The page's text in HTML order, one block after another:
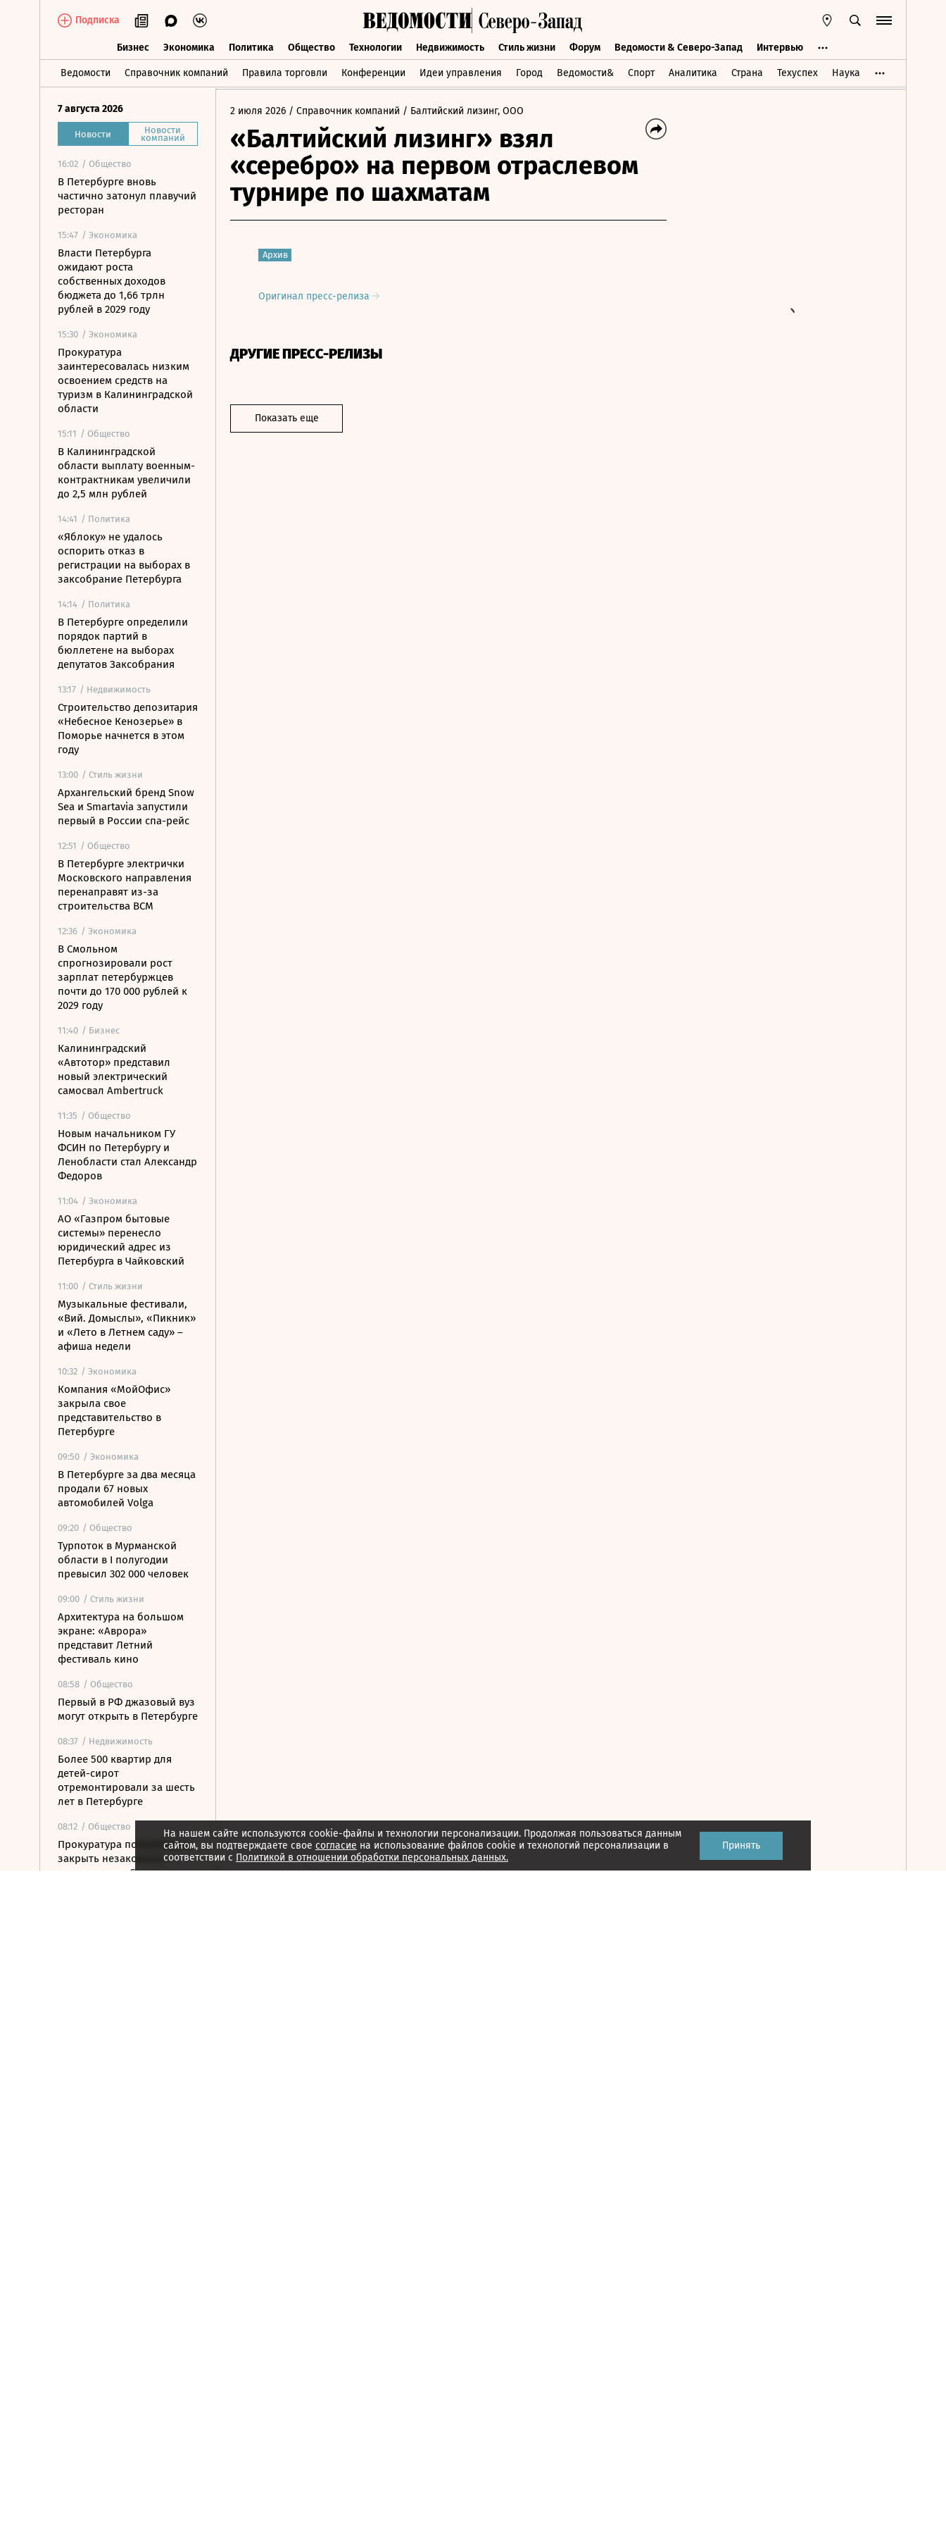
Подписка
Бизнес Экономика Политика Общество Технологии Недвижимость Стиль жизни Форум Ведомости & Северо-Запад Интервью
Ведомости Справочник компаний Правила торговли Конференции Идеи управления Город Ведомости& Спорт Аналитика Страна Техуспех Наука
Бизнес Экономика Политика Общество Технологии Недвижимость Стиль жизни Форум Ведомости & Северо-Запад Интервью
7 августа 2026
Новости Новости
компаний
16:02 / Общество
В Петербурге вновь
частично затонул плавучий
ресторан
15:47 / Экономика
Власти Петербурга
ожидают роста
собственных доходов
бюджета до 1,66 трлн
рублей в 2029 году
15:30 / Экономика
Прокуратура
заинтересовалась низким
освоением средств на
туризм в Калининградской
области
15:11 / Общество
В Калининградской
области выплату военным-
контрактникам увеличили
до 2,5 млн рублей
14:41 / Политика
«Яблоку» не удалось
оспорить отказ в
регистрации на выборах в
заксобрание Петербурга
14:14 / Политика
В Петербурге определили
порядок партий в
бюллетене на выборах
депутатов Заксобрания
13:17 / Недвижимость
Строительство депозитария
«Небесное Кенозерье» в
Поморье начнется в этом
году
13:00 / Стиль жизни
Архангельский бренд Snow
Sea и Smartavia запустили
первый в России спа-рейс
12:51 / Общество
В Петербурге электрички
Московского направления
перенаправят из-за
строительства ВСМ
12:36 / Экономика
В Смольном
спрогнозировали рост
зарплат петербуржцев
почти до 170 000 рублей к
2029 году
11:40 / Бизнес
Калининградский
«Автотор» представил
новый электрический
самосвал Ambertruck
11:35 / Общество
Новым начальником ГУ
ФСИН по Петербургу и
Ленобласти стал Александр
Федоров
11:04 / Экономика
АО «Газпром бытовые
системы» перенесло
юридический адрес из
Петербурга в Чайковский
11:00 / Стиль жизни
Музыкальные фестивали,
«Вий. Домыслы», «Пикник»
и «Лето в Летнем саду» –
афиша недели
10:32 / Экономика
Компания «МойОфис»
закрыла свое
представительство в
Петербурге
09:50 / Экономика
В Петербурге за два месяца
продали 67 новых
автомобилей Volga
09:20 / Общество
Турпоток в Мурманской
области в I полугодии
превысил 302 000 человек
09:00 / Стиль жизни
Архитектура на большом
экране: «Аврора»
представит Летний
фестиваль кино
08:58 / Общество
Первый в РФ джазовый вуз
могут открыть в Петербурге
08:37 / Недвижимость
Более 500 квартир для
детей-сирот
отремонтировали за шесть
лет в Петербурге
08:12 / Общество
Прокуратура потребовала
закрыть незаконные
пансионаты в Стрельне
2 июля 2026 / Справочник компаний / Балтийский лизинг, ООО
«Балтийский лизинг» взял
«серебро» на первом отраслевом
турнире по шахматам
Архив
Оригинал пресс-релиза
ДРУГИЕ ПРЕСС-РЕЛИЗЫ
Показать еще
На нашем сайте используются cookie-файлы и технологии персонализации. Продолжая пользоваться данным
сайтом, вы подтверждаете свое согласие на использование файлов cookie и технологий персонализации в
соответствии с Политикой в отношении обработки персональных данных.
Принять